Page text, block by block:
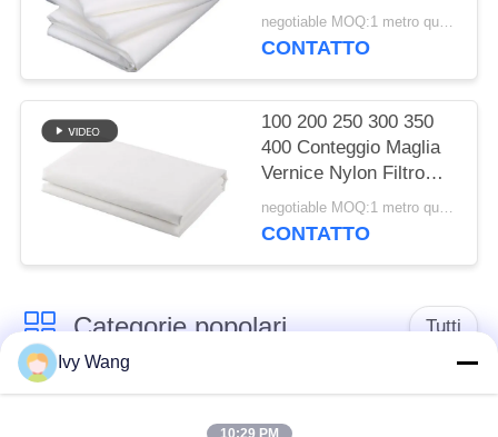
stoffa per succo di latte
fredda birra di qualità
negotiable MOQ:1 metro quadrato
CONTATTO
100 200 250 300 350
400 Conteggio Maglia
Vernice Nylon Filtro
Maglia Tessuto Tessuto
Filtrante
negotiable MOQ:1 metro quadrato
CONTATTO
Categorie popolari Tutti
cinghia della rete
Ivy Wang
10:29 PM